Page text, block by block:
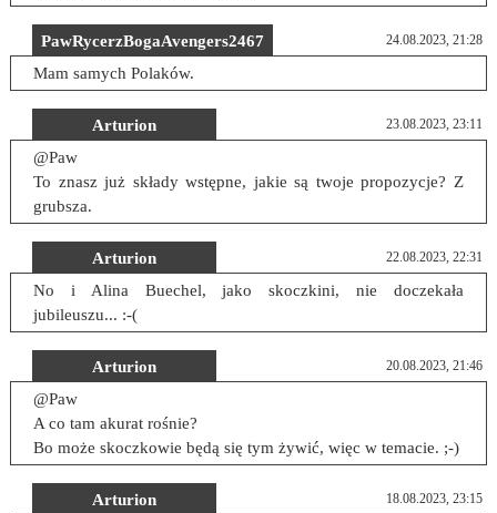
PawRycerzBogaAvengers2467 24.08.2023, 21:28
Mam samych Polaków.
Arturion 23.08.2023, 23:11
@Paw
To znasz już składy wstępne, jakie są twoje propozycje? Z
grubsza.
Arturion 22.08.2023, 22:31
No i Alina Buechel, jako skoczkini, nie doczekała
jubileuszu... :-(
Arturion 20.08.2023, 21:46
@Paw
A co tam akurat rośnie?
Bo może skoczkowie będą się tym żywić, więc w temacie. ;-)
Arturion 18.08.2023, 23:15